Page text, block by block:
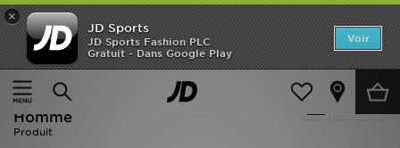
×
JD Sports
JD Sports Fashion PLC
Gratuit - Dans Google Play
Voir
Accueil
Homme Accessoires Homme
Soldes | Homme - ASICS Accessoires
Homme
Produit
Accueil
Nouveautés
Homme